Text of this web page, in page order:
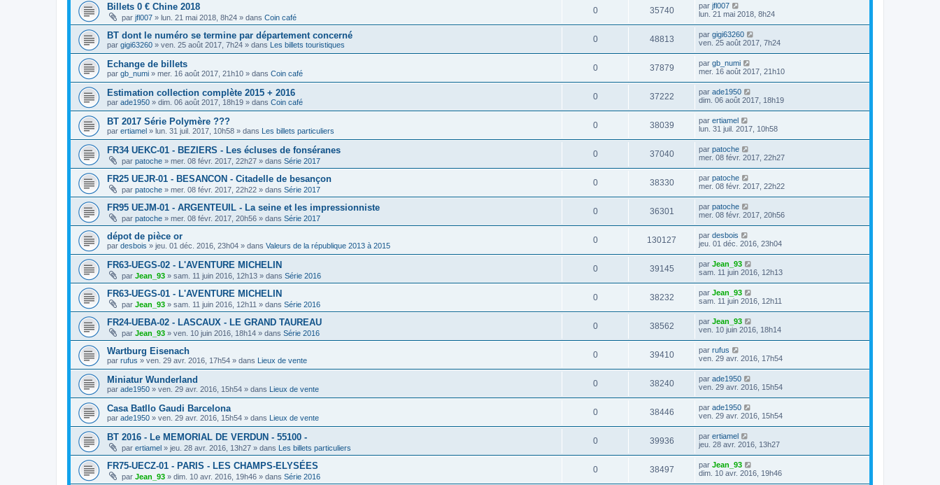
Billets 0 € Chine 2018
par jfl007 » lun. 21 mai 2018, 8h24 » dans Coin café
0 35740 par jfl007
lun. 21 mai 2018, 8h24
BT dont le numéro se termine par département concerné
par gigi63260 » ven. 25 août 2017, 7h24 » dans Les billets touristiques
0 48813 par gigi63260
ven. 25 août 2017, 7h24
Echange de billets
par gb_numi » mer. 16 août 2017, 21h10 » dans Coin café
0 37879 par gb_numi
mer. 16 août 2017, 21h10
Estimation collection complète 2015 + 2016
par ade1950 » dim. 06 août 2017, 18h19 » dans Coin café
0 37222 par ade1950
dim. 06 août 2017, 18h19
BT 2017 Série Polymère ???
par ertiamel » lun. 31 juil. 2017, 10h58 » dans Les billets particuliers
0 38039 par ertiamel
lun. 31 juil. 2017, 10h58
FR34 UEKC-01 - BEZIERS - Les écluses de fonséranes
par patoche » mer. 08 févr. 2017, 22h27 » dans Série 2017
0 37040 par patoche
mer. 08 févr. 2017, 22h27
FR25 UEJR-01 - BESANCON - Citadelle de besançon
par patoche » mer. 08 févr. 2017, 22h22 » dans Série 2017
0 38330 par patoche
mer. 08 févr. 2017, 22h22
FR95 UEJM-01 - ARGENTEUIL - La seine et les impressionniste
par patoche » mer. 08 févr. 2017, 20h56 » dans Série 2017
0 36301 par patoche
mer. 08 févr. 2017, 20h56
dépot de pièce or
par desbois » jeu. 01 déc. 2016, 23h04 » dans Valeurs de la république 2013 à 2015
0 130127 par desbois
jeu. 01 déc. 2016, 23h04
FR63-UEGS-02 - L'AVENTURE MICHELIN
par Jean_93 » sam. 11 juin 2016, 12h13 » dans Série 2016
0 39145 par Jean_93
sam. 11 juin 2016, 12h13
FR63-UEGS-01 - L'AVENTURE MICHELIN
par Jean_93 » sam. 11 juin 2016, 12h11 » dans Série 2016
0 38232 par Jean_93
sam. 11 juin 2016, 12h11
FR24-UEBA-02 - LASCAUX - LE GRAND TAUREAU
par Jean_93 » ven. 10 juin 2016, 18h14 » dans Série 2016
0 38562 par Jean_93
ven. 10 juin 2016, 18h14
Wartburg Eisenach
par rufus » ven. 29 avr. 2016, 17h54 » dans Lieux de vente
0 39410 par rufus
ven. 29 avr. 2016, 17h54
Miniatur Wunderland
par ade1950 » ven. 29 avr. 2016, 15h54 » dans Lieux de vente
0 38240 par ade1950
ven. 29 avr. 2016, 15h54
Casa Batllo Gaudi Barcelona
par ade1950 » ven. 29 avr. 2016, 15h54 » dans Lieux de vente
0 38446 par ade1950
ven. 29 avr. 2016, 15h54
BT 2016 - Le MEMORIAL DE VERDUN - 55100 -
par ertiamel » jeu. 28 avr. 2016, 13h27 » dans Les billets particuliers
0 39936 par ertiamel
jeu. 28 avr. 2016, 13h27
FR75-UECZ-01 - PARIS - LES CHAMPS-ELYSÉES
par Jean_93 » dim. 10 avr. 2016, 19h46 » dans Série 2016
0 38497 par Jean_93
dim. 10 avr. 2016, 19h46